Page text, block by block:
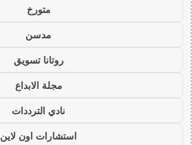
متورخ
مدسن
روتانا تسويق
مجلة الابداع
نادي الترددات
استشارات اون لاين